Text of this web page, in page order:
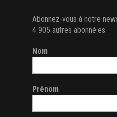
Abonnez-vous à notre
4 905 autres abonné·es.
Nom
Prénom